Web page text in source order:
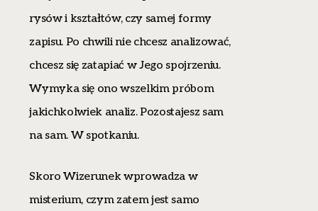
rysów i kształtów, czy samej formy
zapisu. Po chwili nie chcesz analizować,
chcesz się zatapiać w Jego spojrzeniu.
Wymyka się ono wszelkim próbom
jakichkolwiek analiz. Pozostajesz sam
na sam. W spotkaniu.
Skoro Wizerunek wprowadza w
misterium, czym zatem jest samo